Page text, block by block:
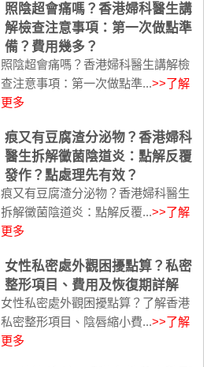
照陰超會痛嗎？香港婦科醫生講
解檢查注意事項：第一次做點準
備？費用幾多？
照陰超會痛嗎？香港婦科醫生講解檢
查注意事項：第一次做點準...>>了解
更多
痕又有豆腐渣分泌物？香港婦科
醫生拆解黴菌陰道炎：點解反覆
發作？點處理先有效？
痕又有豆腐渣分泌物？香港婦科醫生
拆解黴菌陰道炎：點解反覆...>>了解
更多
女性私密處外觀困擾點算？私密
整形項目、費用及恢復期詳解
女性私密處外觀困擾點算？了解香港
私密整形項目、陰唇縮小費...>>了解
更多